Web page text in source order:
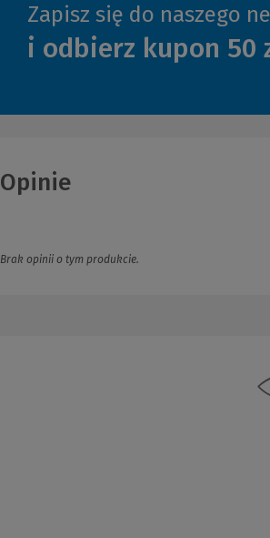
Zapisz się do naszego
i odbierz kupon 50
Opinie
Brak opinii o tym produkcie.